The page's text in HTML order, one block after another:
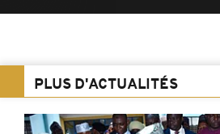
PLUS D'ACTUALITÉS